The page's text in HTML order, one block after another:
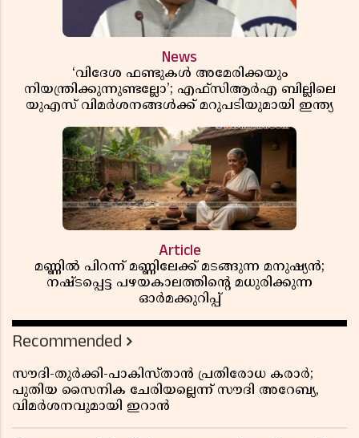
News
‘വിദേശ ഫണ്ടുകൾ അമേരിക്കയും
നിയന്ത്രിക്കുന്നുണ്ടല്ലോ’; എഫ്സിആർഎ ബില്ലിലെ
യുഎസ് വിമർശനങ്ങൾക്ക് മറുപടിയുമായി ഇന്ത്യ
Article
മണ്ണിൽ പിറന്ന് മണ്ണിലേക്ക് മടങ്ങുന്ന മനുഷ്യൻ;
നഷ്ടപ്പെട്ട പഴയകാലത്തിൻ്റെ മധുരിക്കുന്ന
ഓർമക്കുറിപ്പ്
Recommended
സൗദി-തുർക്കി-പാകിസ്താൻ പ്രതിരോധ കരാർ;
പുതിയ സൈനിക ചേരിയല്ലെന്ന് സൗദി അറേബ്യ,
വിമർശനവുമായി ഇറാൻ